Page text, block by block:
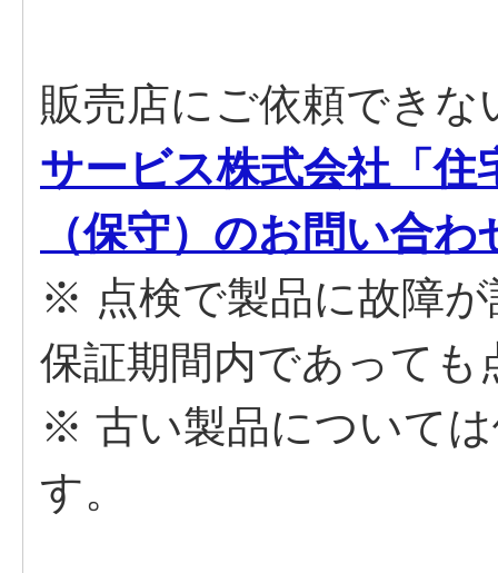
販売店にご依頼でき
サービス株式会社「住
（保守）のお問い合わ
※ 点検で製品に故障
保証期間内であって
※ 古い製品について
す。